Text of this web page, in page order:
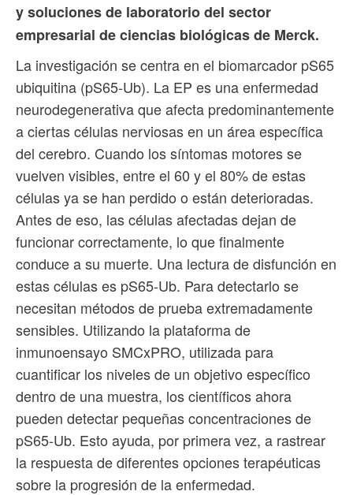
y soluciones de laboratorio del sector
empresarial de ciencias biológicas de Merck.
La investigación se centra en el biomarcador pS65
ubiquitina (pS65-Ub). La EP es una enfermedad
neurodegenerativa que afecta predominantemente
a ciertas células nerviosas en un área específica
del cerebro. Cuando los síntomas motores se
vuelven visibles, entre el 60 y el 80% de estas
células ya se han perdido o están deterioradas.
Antes de eso, las células afectadas dejan de
funcionar correctamente, lo que finalmente
conduce a su muerte. Una lectura de disfunción en
estas células es pS65-Ub. Para detectarlo se
necesitan métodos de prueba extremadamente
sensibles. Utilizando la plataforma de
inmunoensayo SMCxPRO, utilizada para
cuantificar los niveles de un objetivo específico
dentro de una muestra, los científicos ahora
pueden detectar pequeñas concentraciones de
pS65-Ub. Esto ayuda, por primera vez, a rastrear
la respuesta de diferentes opciones terapéuticas
sobre la progresión de la enfermedad.